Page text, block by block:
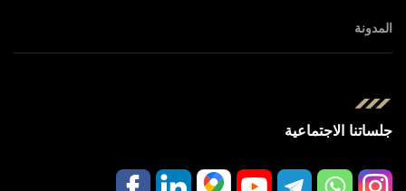
المدونة
جلساتنا الاجتماعية